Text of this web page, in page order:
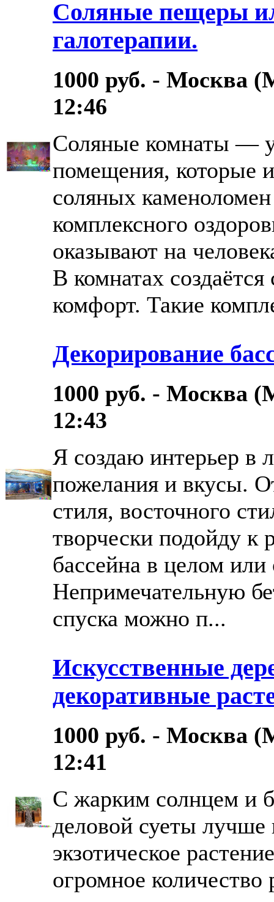
Соляные пещеры
галотерапии.
1000 руб. - Москва
12:46
Соляные комнаты —
помещения, которые
соляных
комплексного
оказывают на
В комнатах
комфорт. Такие
Декорирование
1000 руб. - Москва
12:43
Я создаю интерьер в
пожелания и вкусы.
стиля, восточного
творчески подойду к
бассейна в целом или
Непримечательную
спуска можно п...
Искусственные
декоративные
1000 руб. - Москва
12:41
С жарким солнцем и
деловой суеты лучше
экзотическое
огромное